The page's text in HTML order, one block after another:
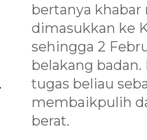
bertanya
dimasukkan ke
sehingga 2
belakang
tugas beliau
membaikpulih
berat.